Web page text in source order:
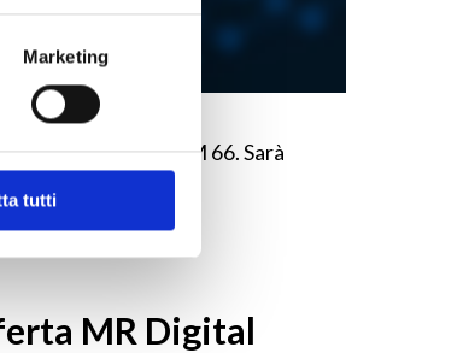
Marketing
tutti
in risposta al DM 66. Sarà
MR Digital